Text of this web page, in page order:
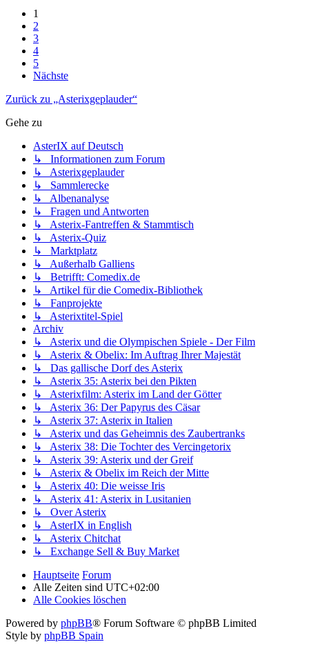
1
2
3
4
5
Nächste
Zurück zu „Asterixgeplauder“
Gehe zu
AsterIX auf Deutsch
↳ Informationen zum Forum
↳ Asterixgeplauder
↳ Sammlerecke
↳ Albenanalyse
↳ Fragen und Antworten
↳ Asterix-Fantreffen & Stammtisch
↳ Asterix-Quiz
↳ Marktplatz
↳ Außerhalb Galliens
↳ Betrifft: Comedix.de
↳ Artikel für die Comedix-Bibliothek
↳ Fanprojekte
↳ Asterixtitel-Spiel
Archiv
↳ Asterix und die Olympischen Spiele - Der Film
↳ Asterix & Obelix: Im Auftrag Ihrer Majestät
↳ Das gallische Dorf des Asterix
↳ Asterix 35: Asterix bei den Pikten
↳ Asterixfilm: Asterix im Land der Götter
↳ Asterix 36: Der Papyrus des Cäsar
↳ Asterix 37: Asterix in Italien
↳ Asterix und das Geheimnis des Zaubertranks
↳ Asterix 38: Die Tochter des Vercingetorix
↳ Asterix 39: Asterix und der Greif
↳ Asterix & Obelix im Reich der Mitte
↳ Asterix 40: Die weisse Iris
↳ Asterix 41: Asterix in Lusitanien
↳ Over Asterix
↳ AsterIX in English
↳ Asterix Chitchat
↳ Exchange Sell & Buy Market
Hauptseite Forum
Alle Zeiten sind UTC+02:00
Alle Cookies löschen
Powered by phpBB® Forum Software © phpBB Limited
Style by phpBB Spain